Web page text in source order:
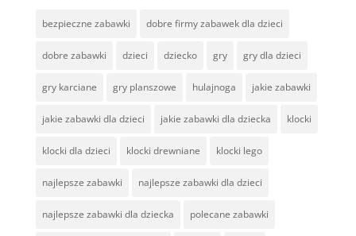
bezpieczne zabawki dobre firmy zabawek dla dzieci
dobre zabawki dzieci dziecko gry gry dla dzieci
gry karciane gry planszowe hulajnoga jakie zabawki
jakie zabawki dla dzieci jakie zabawki dla dziecka klocki
klocki dla dzieci klocki drewniane klocki lego
najlepsze zabawki najlepsze zabawki dla dzieci
najlepsze zabawki dla dziecka polecane zabawki